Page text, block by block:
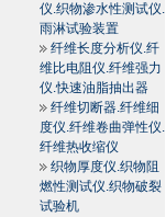
仪.织物渗水性测试仪.
雨淋试验装置
纤维长度分析仪.纤
维比电阻仪.纤维强力
仪.快速油脂抽出器
纤维切断器.纤维细
度仪.纤维卷曲弹性仪.
纤维热收缩仪
织物厚度仪.织物阻
燃性测试仪.织物破裂
试验机